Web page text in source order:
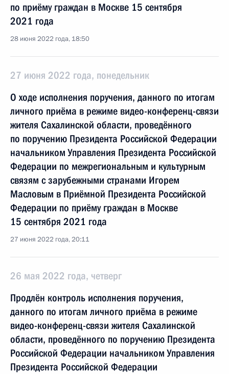
по приёму граждан в Москве 15 сентября
2021 года
28 июня 2022 года, 18:50
27 июня 2022 года, понедельник
О ходе исполнения поручения, данного по итогам
личного приёма в режиме видео-конференц-связи
жителя Сахалинской области, проведённого
по поручению Президента Российской Федерации
начальником Управления Президента Российской
Федерации по межрегиональным и культурным
связям с зарубежными странами Игорем
Масловым в Приёмной Президента Российской
Федерации по приёму граждан в Москве
15 сентября 2021 года
27 июня 2022 года, 20:11
26 мая 2022 года, четверг
Продлён контроль исполнения поручения,
данного по итогам личного приёма в режиме
видео-конференц-связи жителя Сахалинской
области, проведённого по поручению Президента
Российской Федерации начальником Управления
Президента Российской Федерации